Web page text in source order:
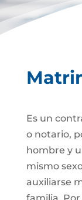
Es un
o notario,
hombre y
mismo
auxiliarse